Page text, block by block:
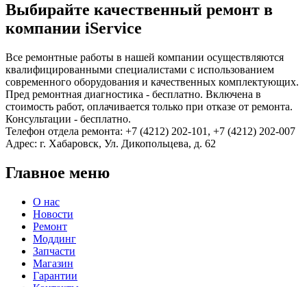
Выбирайте качественный ремонт в
компании iService
Все ремонтные работы в нашей компании осуществляются
квалифицированными специалистами с использованием
современного оборудования и качественных комплектующих.
Пред ремонтная диагностика - бесплатно. Включена в
стоимость работ, оплачивается только при отказе от ремонта.
Консультации - бесплатно.
Телефон отдела ремонта: +7 (4212) 202-101, +7 (4212) 202-007
Адрес: г. Хабаровск, Ул. Дикопольцева, д. 62
Главное меню
О нас
Новости
Ремонт
Моддинг
Запчасти
Магазин
Гарантии